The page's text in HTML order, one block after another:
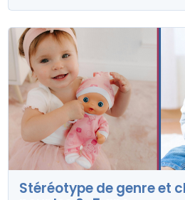
Stéréotype de genre et